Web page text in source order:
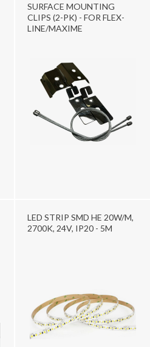
SURFACE MOUNTING
CLIPS (2-PK) - FOR FLEX-
LINE/MAXIME
LED STRIP SMD HE 20W/M,
2700K, 24V, IP20 - 5M